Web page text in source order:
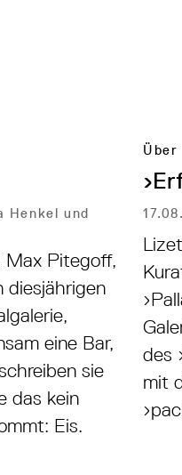
Henkel und
Max Pitegoff,
diesjährigen
eine Bar,
sie
das kein
Eis.
Über
des
mit